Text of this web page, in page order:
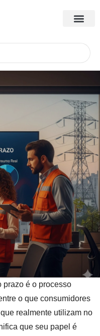
prazo é o processo
o que consumidores
realmente utilizam no
que seu papel é